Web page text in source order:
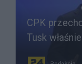
CPK
Tusk